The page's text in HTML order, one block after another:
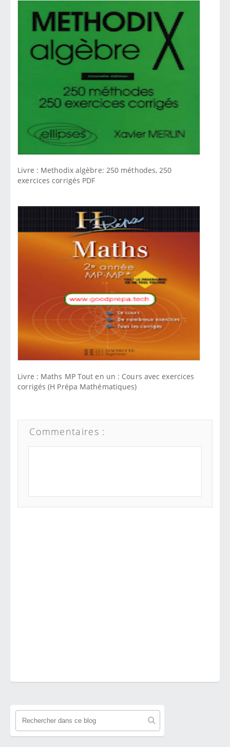
Livre : Methodix algèbre: 250 méthodes, 250
exercices corrigés PDF
Livre : Maths MP Tout en un : Cours avec exercices
corrigés (H Prépa Mathématiques)
Commentaires :